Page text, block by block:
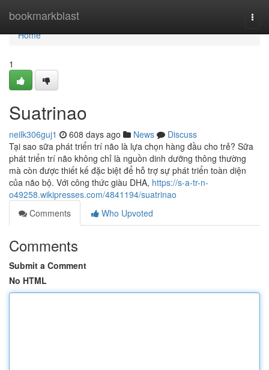
bookmarkblast
Home
Home
1
Suatrinao
neilk306guj1 608 days ago News
Discuss
Tại sao sữa phát triển trí não là lựa chọn hàng đầu cho trẻ? Sữa
phát triển trí não không chỉ là nguồn dinh dưỡng thông thường
mà còn được thiết kế đặc biệt để hỗ trợ sự phát triển toàn diện
của não bộ. Với công thức giàu DHA, https://s-a-tr-n-
o49258.wikipresses.com/4841194/suatrinao
Comments
Who Upvoted
Comments
Submit a Comment
No HTML